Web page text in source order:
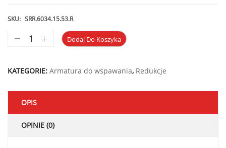
SKU: SRR.6034.15.53.R
Dodaj Do Koszyka
KATEGORIE: Armatura do wspawania, Redukcje
OPIS
OPINIE (0)